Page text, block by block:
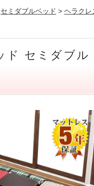
セミダブルベッド > ヘラクレ
ド セミダブ